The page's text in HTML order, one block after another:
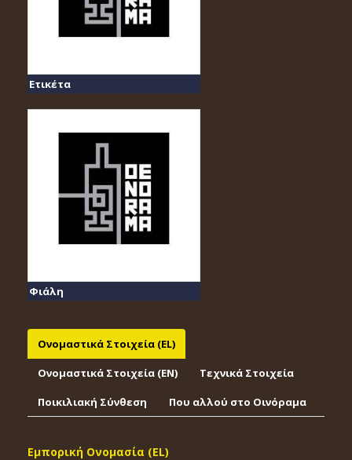
Ετικέτα
Φιάλη
Ονομαστικά Στοιχεία (EL)
Ονομαστικά Στοιχεία (EΝ) Τεχνικά Στοιχεία
Ποικιλιακή Σύνθεση Που αλλού στο Οινόραμα
Εμπορική Ονομασία (EL)